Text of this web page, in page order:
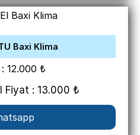
Baxi Klima
12.000 ₺
Fiyat : 13.000 ₺